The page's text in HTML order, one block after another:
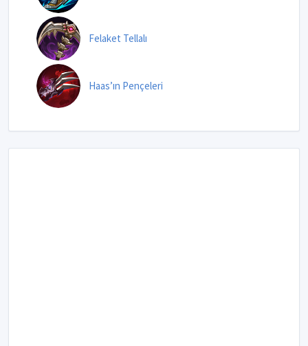
Felaket Tellalı
Haas’ın Pençeleri